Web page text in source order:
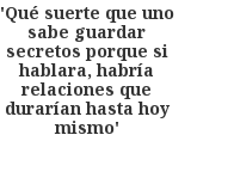
'Qué suerte que uno
sabe guardar
secretos porque si
hablara, habría
relaciones que
durarían hasta hoy
mismo'